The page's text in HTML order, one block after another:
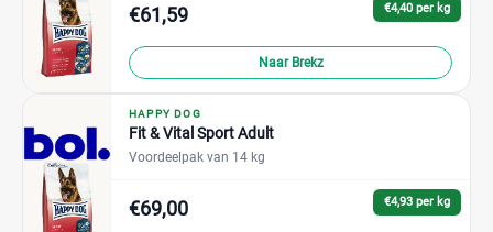
€4,40 per kg
€61,59
Naar Brekz
HAPPY DOG
Fit & Vital Sport Adult
Voordeelpak van 14 kg
€4,93 per kg
€69,00